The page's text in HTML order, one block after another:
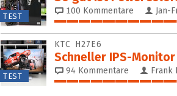
TEST
100 Kommentare Jan-
47%
TEST
KTC H27E6
Schneller IPS-
94 Kommentare Frank
44%